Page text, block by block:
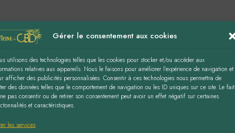
Gérer le consentement aux cookies
utilisons des technologies telles que les cookies pour stocker et/ou accéder aux
relatives aux appareils. Nous le faisons pour améliorer l’expérience de navigation et
afficher des publicités personnalisées. Consentir à ces technologies nous permettra de
des données telles que le comportement de navigation ou les ID uniques sur ce site. Le fait
pas consentir ou de retirer son consentement peut avoir un effet négatif sur certaines
et caractéristiques.
les services